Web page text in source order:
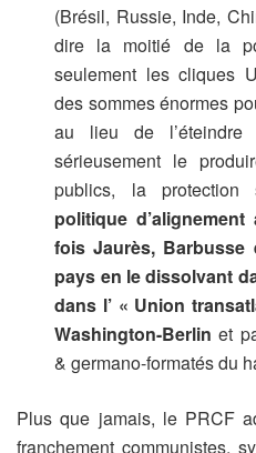
(Brésil, Russie, Inde,
dire la moitié de la
seulement les cliques
des sommes énormes
au lieu de l’éteindre
sérieusement le
publics, la protection
politique
fois Jaurès, Barbusse
pays en le dissolvant
dans l’ « Union
Washington-Berlin et
& germano-formatés du
Plus que jamais, le PRCF
franchement communistes,